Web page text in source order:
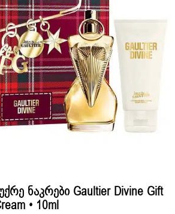
Ნაკრები Gaultier Divine Gift
• 10ml